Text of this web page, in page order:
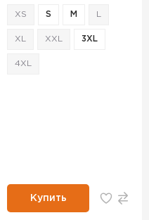
XS S M
XL XXL 3XL
4XL
Купить